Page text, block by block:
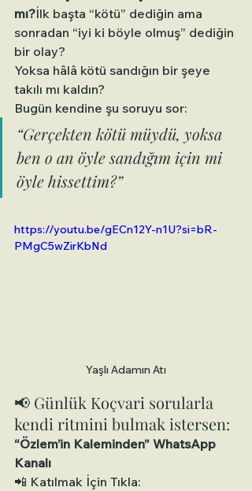
mı?İlk başta “kötü” dediğin ama
sonradan “iyi ki böyle olmuş” dediğin
bir olay?
Yoksa hâlâ kötü sandığın bir şeye
takılı mı kaldın?
Bugün kendine şu soruyu sor:
“Gerçekten kötü müydü, yoksa
ben o an öyle sandığım için mi
öyle hissettim?”
https://youtu.be/gECn12Y-n1U?si=bR-
PMgC5wZirKbNd
Yaşlı Adamın Atı
📢 Günlük Koçvari sorularla
kendi ritmini bulmak istersen:
“Özlem’in Kaleminden” WhatsApp
Kanalı
📲 Katılmak İçin Tıkla: